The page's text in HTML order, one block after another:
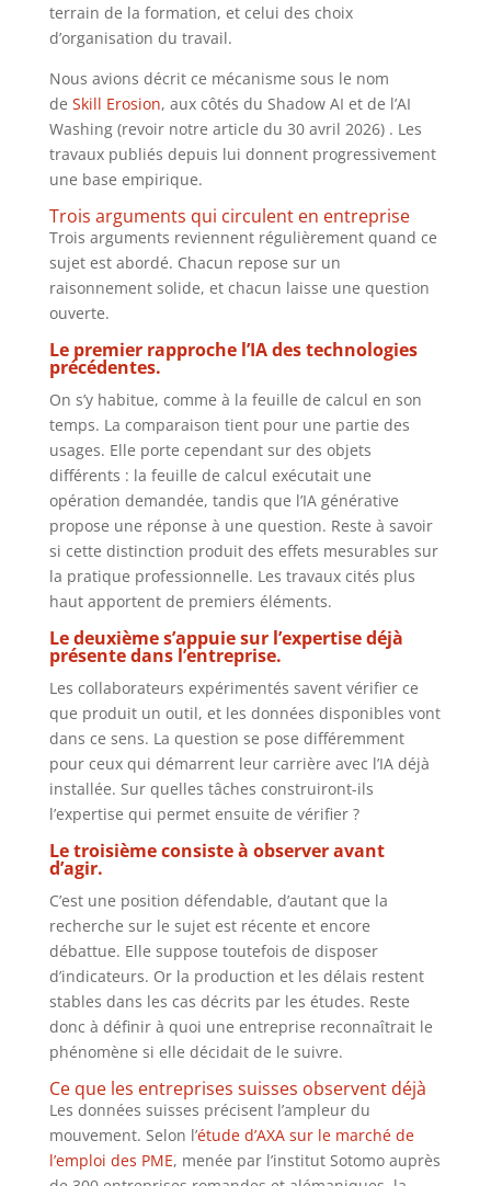
terrain de la formation, et celui des choix
d’organisation du travail.
Nous avions décrit ce mécanisme sous le nom
de Skill Erosion, aux côtés du Shadow AI et de l’AI
Washing (revoir notre article du 30 avril 2026) . Les
travaux publiés depuis lui donnent progressivement
une base empirique.
Trois arguments qui circulent en entreprise
Trois arguments reviennent régulièrement quand ce
sujet est abordé. Chacun repose sur un
raisonnement solide, et chacun laisse une question
ouverte.
Le premier rapproche l’IA des technologies
précédentes.
On s’y habitue, comme à la feuille de calcul en son
temps. La comparaison tient pour une partie des
usages. Elle porte cependant sur des objets
différents : la feuille de calcul exécutait une
opération demandée, tandis que l’IA générative
propose une réponse à une question. Reste à savoir
si cette distinction produit des effets mesurables sur
la pratique professionnelle. Les travaux cités plus
haut apportent de premiers éléments.
Le deuxième s’appuie sur l’expertise déjà
présente dans l’entreprise.
Les collaborateurs expérimentés savent vérifier ce
que produit un outil, et les données disponibles vont
dans ce sens. La question se pose différemment
pour ceux qui démarrent leur carrière avec l’IA déjà
installée. Sur quelles tâches construiront-ils
l’expertise qui permet ensuite de vérifier ?
Le troisième consiste à observer avant
d’agir.
C’est une position défendable, d’autant que la
recherche sur le sujet est récente et encore
débattue. Elle suppose toutefois de disposer
d’indicateurs. Or la production et les délais restent
stables dans les cas décrits par les études. Reste
donc à définir à quoi une entreprise reconnaîtrait le
phénomène si elle décidait de le suivre.
Ce que les entreprises suisses observent déjà
Les données suisses précisent l’ampleur du
mouvement. Selon l’étude d’AXA sur le marché de
l’emploi des PME, menée par l’institut Sotomo auprès